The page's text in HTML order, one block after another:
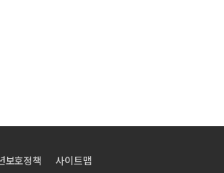
Les Mains Lâchées
보호정책
사이트맵